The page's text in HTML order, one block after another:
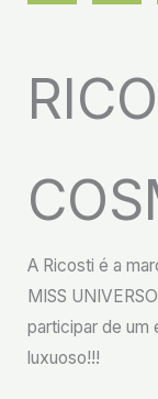
A Ricosti é a
MISS
participar de um
luxuoso!!!